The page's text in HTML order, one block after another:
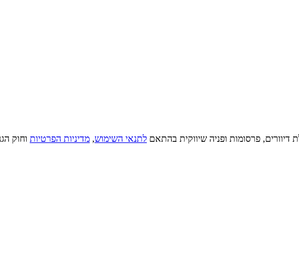
פרסומות ופניה שיווקית בהתאם לתנאי השימוש, מדיניות הפרטיות וחוק